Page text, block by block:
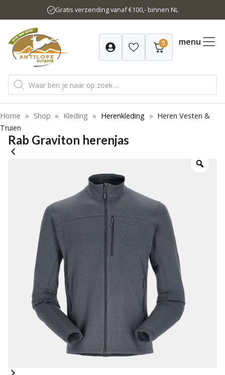
naar
inhoud
Gratis verzending vanaf €100,- binnen NL
0 menu
Producten
zoeken
Home » Shop » Kleding » Herenkleding » Heren Vesten &
Truien
Rab Graviton herenjas